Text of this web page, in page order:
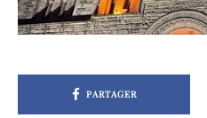
PARTAGER